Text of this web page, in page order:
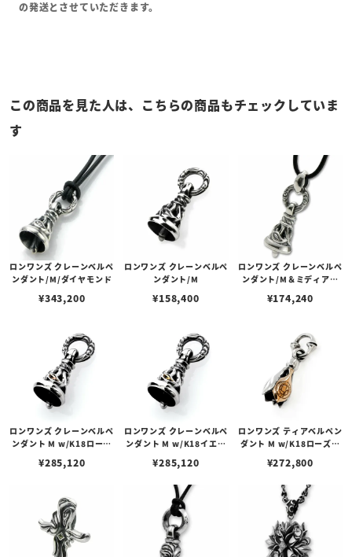
の発送とさせていただきます。
この商品を見た人は、こちらの商品もチェックしていま
す
ロンワンズ クレーンベルペ
ンダント/M/ダイヤモンド
¥343,200
ロンワンズ クレーンベルペ
ンダント/M
¥158,400
ロンワンズ クレーンベルペ
ンダント/M＆ミディアム
¥174,240
ロンワンズ クレーンベルペ
ンダント M w/K18ローズ
¥285,120
ロンワンズ クレーンベルペ
ンダント M w/K18イエロ
¥285,120
ロンワンズ ティアベルペン
ダント M w/K18ローズゴ
¥272,800